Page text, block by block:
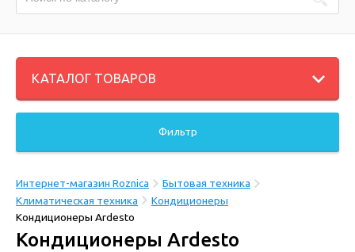
КАТАЛОГ ТОВАРОВ
Фильтр
Интернет-магазин Roznica
Бытовая техника
Климатическая техника
Кондиционеры
Кондиционеры Ardesto
Кондиционеры Ardesto